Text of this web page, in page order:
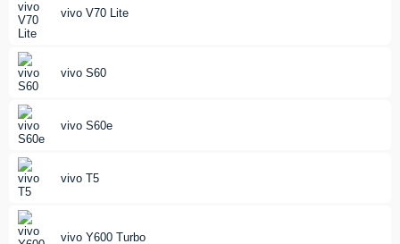
vivo V70 Lite
vivo S60
vivo S60e
vivo T5
vivo Y600 Turbo